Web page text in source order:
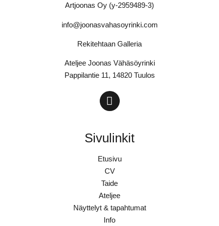
Artjoonas Oy (y-2959489-3)
info@joonasvahasoyrinki.com
Rekitehtaan Galleria
Ateljee Joonas Vähäsöyrinki
Pappilantie 11, 14820 Tuulos
Sivulinkit
Etusivu
CV
Taide
Ateljee
Näyttelyt & tapahtumat
Info